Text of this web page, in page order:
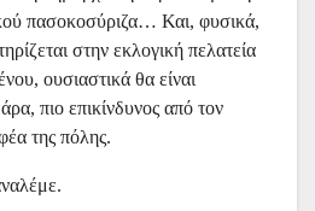
πασοκοσύριζα… Και, φυσικά,
στην εκλογική πελατεία
ουσιαστικά θα είναι
πιο επικίνδυνος από τον
της πόλης.